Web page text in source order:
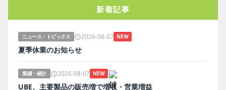
新着記事
ニュース・トピックス 2026-08-07 NEW
夏季休業のお知らせ
業績・統計 2026-08-07 NEW
UBE、主要製品の販売増で増収・営業増益